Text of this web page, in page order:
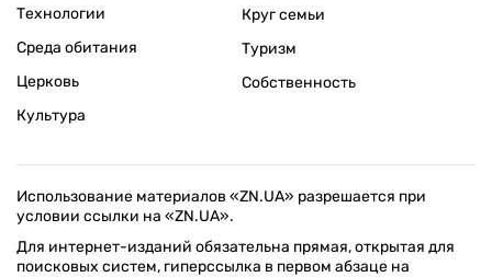
Технологии
Среда обитания
Церковь
Культура
Круг семьи
Туризм
Собственность
Использование материалов «ZN.UA» разрешается при
условии ссылки на «ZN.UA».
Для интернет-изданий обязательна прямая, открытая для
поисковых систем, гиперссылка в первом абзаце на